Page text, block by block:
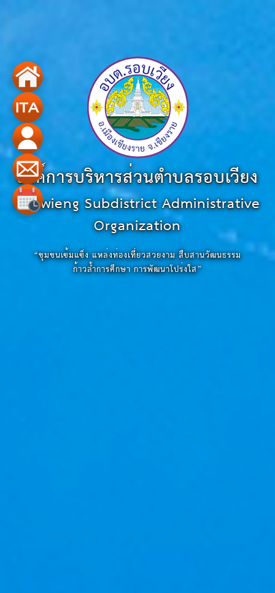
องค์การบริหารส่วนตำบลรอบเวียง
Robwieng Subdistrict Administrative
Organization
“ชุมชนเข้มแข็ง แหล่งท่องเที่ยวสวยงาม สืบสานวัฒนธรรม
ก้าวล้ำการศึกษา การพัฒนาโปร่งใส”